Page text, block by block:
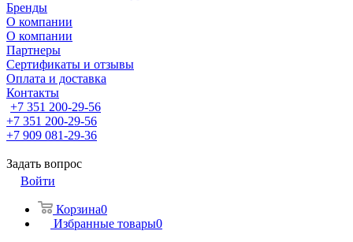
Бренды
О компании
О компании
Партнеры
Cертификаты и отзывы
Оплата и доставка
Контакты
+7 351 200-29-56
+7 351 200-29-56
+7 909 081-29-36
Задать вопрос
Войти
Корзина0
Избранные товары0